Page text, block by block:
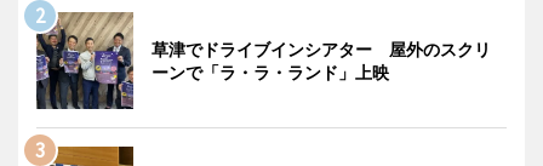
草津でドライブインシアター 屋外のスクリ
ーンで「ラ・ラ・ランド」上映